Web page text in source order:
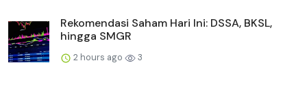
Rekomendasi Saham Hari Ini: DSSA, BKSL,
hingga SMGR
2 hours ago 3